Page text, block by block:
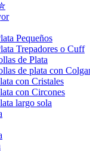
Pequeños
Trepadores o Cuff
de Plata
de plata con
con Cristales
con Circones
largo sola